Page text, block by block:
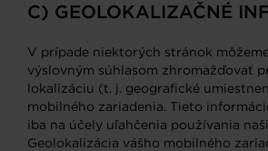
C) GEOLOKALIZAČNÉ
V prípade niektorých stránok
výslovným súhlasom zhromažďovať
lokalizáciu (t. j. geografické
mobilného zariadenia. Tieto
iba na účely uľahčenia používania
Geolokalizácia vášho mobilného